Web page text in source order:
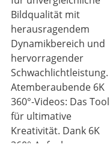
Gebogene
Klebehalterung, 2
Schutzobjektive, 2
Objektivdeckel,
Mikrofasertasche,
Befestigungsclip +
Flügelschraube, USB-C-
Kabel, Kompakter
Koffer
Bildqualität mit
herausragendem
Dynamikbereich und
hervorragender
Schwachlichtleistung.
Atemberaubende 6K
360°-Videos: Das Tool
für ultimative
Kreativität. Dank 6K
360°-Aufnahme,